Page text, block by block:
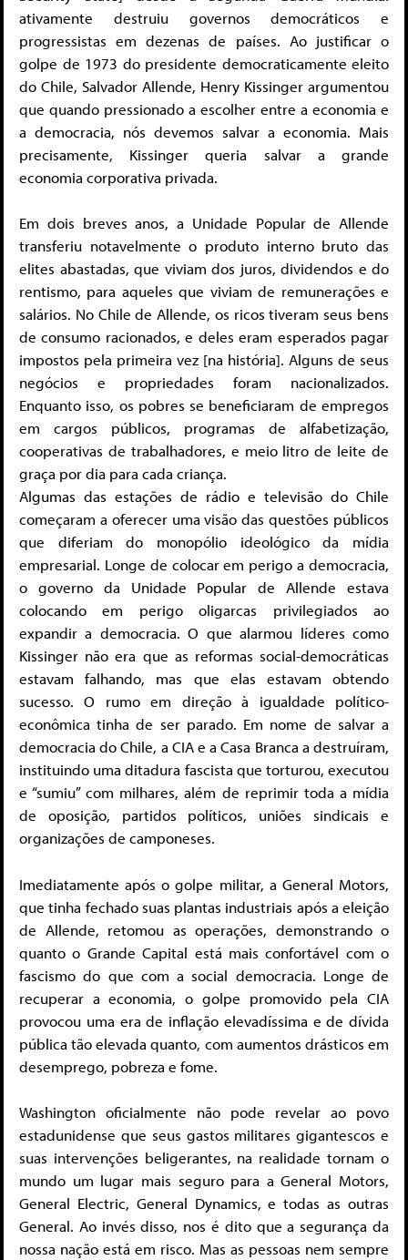
ativamente destruiu governos democráticos e
progressistas em dezenas de países. Ao justificar o
golpe de 1973 do presidente democraticamente eleito
do Chile, Salvador Allende, Henry Kissinger argumentou
que quando pressionado a escolher entre a economia e
a democracia, nós devemos salvar a economia. Mais
precisamente, Kissinger queria salvar a grande
economia corporativa privada.
Em dois breves anos, a Unidade Popular de Allende
transferiu notavelmente o produto interno bruto das
elites abastadas, que viviam dos juros, dividendos e do
rentismo, para aqueles que viviam de remunerações e
salários. No Chile de Allende, os ricos tiveram seus bens
de consumo racionados, e deles eram esperados pagar
impostos pela primeira vez [na história]. Alguns de seus
negócios e propriedades foram nacionalizados.
Enquanto isso, os pobres se beneficiaram de empregos
em cargos públicos, programas de alfabetização,
cooperativas de trabalhadores, e meio litro de leite de
graça por dia para cada criança.
Algumas das estações de rádio e televisão do Chile
começaram a oferecer uma visão das questões públicos
que diferiam do monopólio ideológico da mídia
empresarial. Longe de colocar em perigo a democracia,
o governo da Unidade Popular de Allende estava
colocando em perigo oligarcas privilegiados ao
expandir a democracia. O que alarmou líderes como
Kissinger não era que as reformas social-democráticas
estavam falhando, mas que elas estavam obtendo
sucesso. O rumo em direção à igualdade político-
econômica tinha de ser parado. Em nome de salvar a
democracia do Chile, a CIA e a Casa Branca a destruíram,
instituindo uma ditadura fascista que torturou, executou
e “sumiu” com milhares, além de reprimir toda a mídia
de oposição, partidos políticos, uniões sindicais e
organizações de camponeses.
Imediatamente após o golpe militar, a General Motors,
que tinha fechado suas plantas industriais após a eleição
de Allende, retomou as operações, demonstrando o
quanto o Grande Capital está mais confortável com o
fascismo do que com a social democracia. Longe de
recuperar a economia, o golpe promovido pela CIA
provocou uma era de inflação elevadíssima e de dívida
pública tão elevada quanto, com aumentos drásticos em
desemprego, pobreza e fome.
Washington oficialmente não pode revelar ao povo
estadunidense que seus gastos militares gigantescos e
suas intervenções beligerantes, na realidade tornam o
mundo um lugar mais seguro para a General Motors,
General Electric, General Dynamics, e todas as outras
General. Ao invés disso, nos é dito que a segurança da
nossa nação está em risco. Mas as pessoas nem sempre